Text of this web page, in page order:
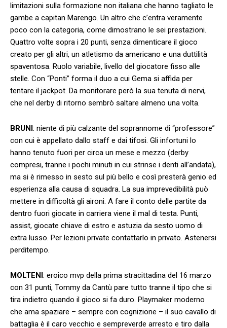
limitazioni sulla formazione non italiana che hanno tagliato le
gambe a capitan Marengo. Un altro che c’entra veramente
poco con la categoria, come dimostrano le sei prestazioni.
Quattro volte sopra i 20 punti, senza dimenticare il gioco
creato per gli altri, un atletismo da americano e una duttilità
spaventosa. Ruolo variabile, livello del giocatore fisso alle
stelle. Con “Ponti” forma il duo a cui Gema si affida per
tentare il jackpot. Da monitorare però la sua tenuta di nervi,
che nel derby di ritorno sembrò saltare almeno una volta.
BRUNI: niente di più calzante del soprannome di “professore”
con cui è appellato dallo staff e dai tifosi. Gli infortuni lo
hanno tenuto fuori per circa un mese e mezzo (derby
compresi, tranne i pochi minuti in cui strinse i denti all’andata),
ma si è rimesso in sesto sul più bello e così presterà genio ed
esperienza alla causa di squadra. La sua imprevedibilità può
mettere in difficoltà gli aironi. A fare il conto delle partite da
dentro fuori giocate in carriera viene il mal di testa. Punti,
assist, giocate chiave di estro e astuzia da sesto uomo di
extra lusso. Per lezioni private contattarlo in privato. Astenersi
perditempo.
MOLTENI: eroico mvp della prima stracittadina del 16 marzo
con 31 punti, Tommy da Cantù pare tutto tranne il tipo che si
tira indietro quando il gioco si fa duro. Playmaker moderno
che ama spaziare – sempre con cognizione – il suo cavallo di
battaglia è il caro vecchio e sempreverde arresto e tiro dalla